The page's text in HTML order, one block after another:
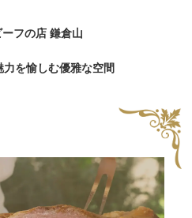
ーフの店 鎌倉山
を愉しむ優雅な空間